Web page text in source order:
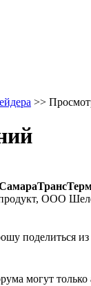
>>
ООО
поделиться
могут